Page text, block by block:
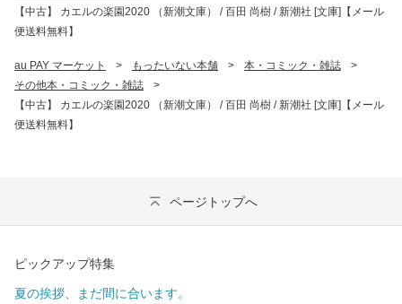
【中古】 カエルの楽園2020 （新潮文庫） / 百田 尚樹 / 新潮社 [文庫]【メール
便送料無料】
au PAY マーケット > もったいない本舗 > 本・コミック・雑誌
>
その他本・コミック・雑誌
>
【中古】 カエルの楽園2020 （新潮文庫） / 百田 尚樹 / 新潮社 [文庫]【メール
便送料無料】
ページトップへ
ピックアップ特集
夏の挨拶、まだ間に合います。